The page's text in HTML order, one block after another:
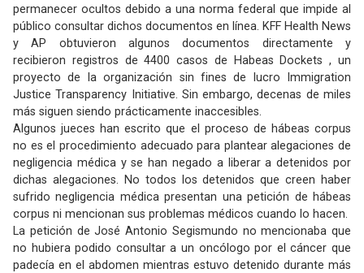
permanecer ocultos debido a una norma federal que impide al
público consultar dichos documentos en línea. KFF Health News
y AP obtuvieron algunos documentos directamente y
recibieron registros de 4400 casos de Habeas Dockets , un
proyecto de la organización sin fines de lucro Immigration
Justice Transparency Initiative. Sin embargo, decenas de miles
más siguen siendo prácticamente inaccesibles.
Algunos jueces han escrito que el proceso de hábeas corpus
no es el procedimiento adecuado para plantear alegaciones de
negligencia médica y se han negado a liberar a detenidos por
dichas alegaciones. No todos los detenidos que creen haber
sufrido negligencia médica presentan una petición de hábeas
corpus ni mencionan sus problemas médicos cuando lo hacen.
La petición de José Antonio Segismundo no mencionaba que
no hubiera podido consultar a un oncólogo por el cáncer que
padecía en el abdomen mientras estuvo detenido durante más